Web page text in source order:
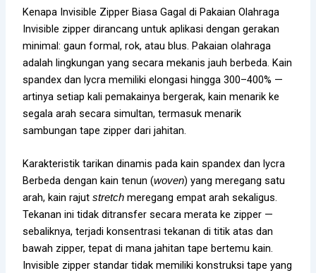
Kenapa Invisible Zipper Biasa Gagal di Pakaian Olahraga
Invisible zipper dirancang untuk aplikasi dengan gerakan
minimal: gaun formal, rok, atau blus. Pakaian olahraga
adalah lingkungan yang secara mekanis jauh berbeda. Kain
spandex dan lycra memiliki elongasi hingga 300–400% —
artinya setiap kali pemakainya bergerak, kain menarik ke
segala arah secara simultan, termasuk menarik
sambungan tape zipper dari jahitan.
Karakteristik tarikan dinamis pada kain spandex dan lycra
Berbeda dengan kain tenun (woven) yang meregang satu
arah, kain rajutstretch meregang empat arah sekaligus.
Tekanan ini tidak ditransfer secara merata ke zipper —
sebaliknya, terjadi konsentrasi tekanan di titik atas dan
bawah zipper, tepat di mana jahitan tape bertemu kain.
Invisible zipper standar tidak memiliki konstruksi tape yang